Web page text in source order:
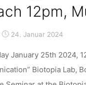
12pm,
24. Januar 2024
January 25th 2024,
Biotopia Lab,